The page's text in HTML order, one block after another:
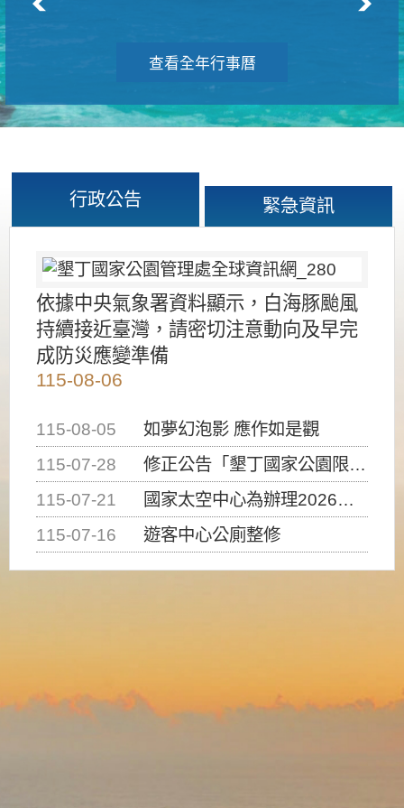
查看全年行事曆
行政公告 緊急資訊
依據中央氣象署資料顯示，白海豚颱風
持續接近臺灣，請密切注意動向及早完
成防災應變準備
115-08-06
115-08-05
如夢幻泡影 應作如是觀
115-07-28
修正公告「墾丁國家公園限制水域遊憩活動之種類、範圍、時間及行為」，自即日生效。
115-07-21
國家太空中心為辦理2026台灣盃火箭競賽，陸、海、空域警戒及協調相關事宜，因颱風備案事宜
115-07-16
遊客中心公廁整修